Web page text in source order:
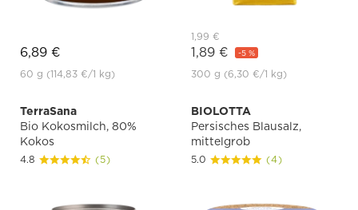
6,89 €
60 g (114,83 €/1 kg)
1,99 €
1,89 € -5 %
300 g (6,30 €/1 kg)
TerraSana
Bio Kokosmilch, 80%
Kokos
4.8 (5)
BIOLOTTA
Persisches Blausalz,
mittelgrob
5.0 (4)